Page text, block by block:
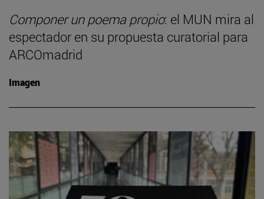
Componer un poema propio: el MUN mira al
espectador en su propuesta curatorial para
ARCOmadrid
Imagen